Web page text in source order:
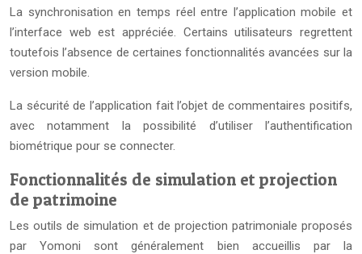
La synchronisation en temps réel entre l’application mobile et
l’interface web est appréciée. Certains utilisateurs regrettent
toutefois l’absence de certaines fonctionnalités avancées sur la
version mobile.
La sécurité de l’application fait l’objet de commentaires positifs,
avec notamment la possibilité d’utiliser l’authentification
biométrique pour se connecter.
Fonctionnalités de simulation et projection
de patrimoine
Les outils de simulation et de projection patrimoniale proposés
par Yomoni sont généralement bien accueillis par la